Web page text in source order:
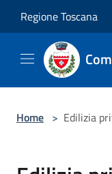
Regione Toscana
Home > Edilizia